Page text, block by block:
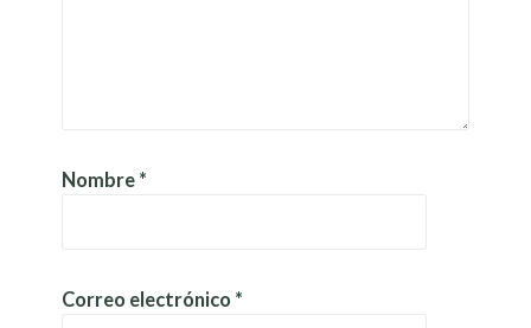
Nombre *
Correo electrónico *